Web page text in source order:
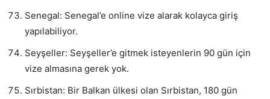
Senegal: Senegal’e online vize alarak kolayca giriş
yapılabiliyor.
Seyşeller: Seyşeller’e gitmek isteyenlerin 90 gün için
vize almasına gerek yok.
Sırbistan: Bir Balkan ülkesi olan Sırbistan, 180 gün